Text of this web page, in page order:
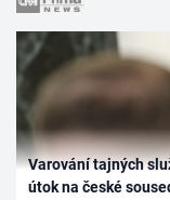
Varování tajných
útok na české